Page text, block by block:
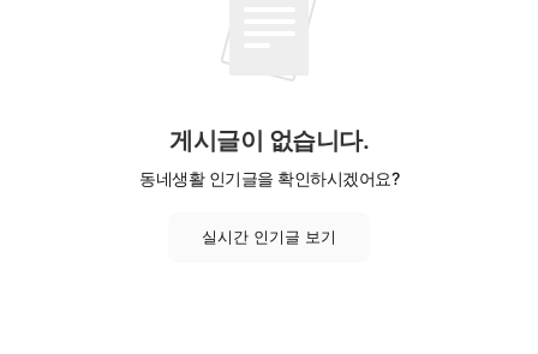
게시글이 없습니다.
동네생활 인기글을 확인하시겠어요?
실시간 인기글 보기